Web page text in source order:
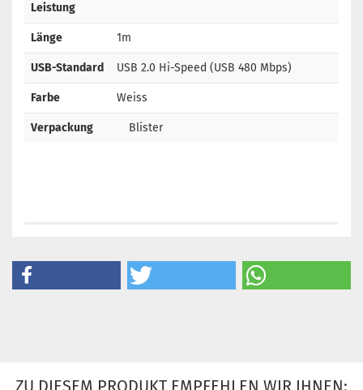
Leistung
Länge 1m
USB-Standard USB 2.0 Hi-Speed (USB 480 Mbps)
Farbe Weiss
Verpackung Blister
ZU DIESEM PRODUKT EMPFEHLEN WIR IHNEN: